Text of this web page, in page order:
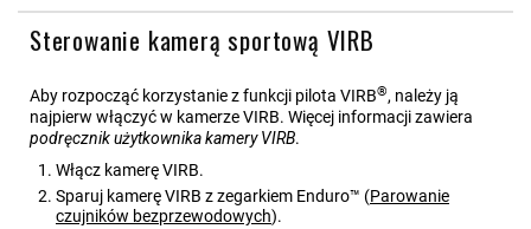
Sterowanie kamerą sportową VIRB
Aby rozpocząć korzystanie z funkcji pilota VIRB®, należy ją
najpierw włączyć w kamerze VIRB. Więcej informacji zawiera
podręcznik użytkownika kamery VIRB.
Włącz kamerę VIRB.
Sparuj kamerę VIRB z zegarkiem Enduro™ (Parowanie
czujników bezprzewodowych).